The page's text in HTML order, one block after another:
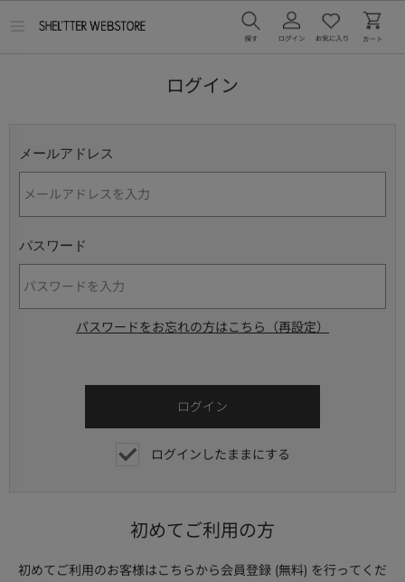
ログイン
メールアドレス
パスワード
パスワードをお忘れの方はこちら（再設定）
ログインしたままにする
初めてご利用の方
初めてご利用のお客様はこちらから会員登録 (無料) を行ってくだ